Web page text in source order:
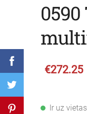
0590
€272.25
Ir uz vietas